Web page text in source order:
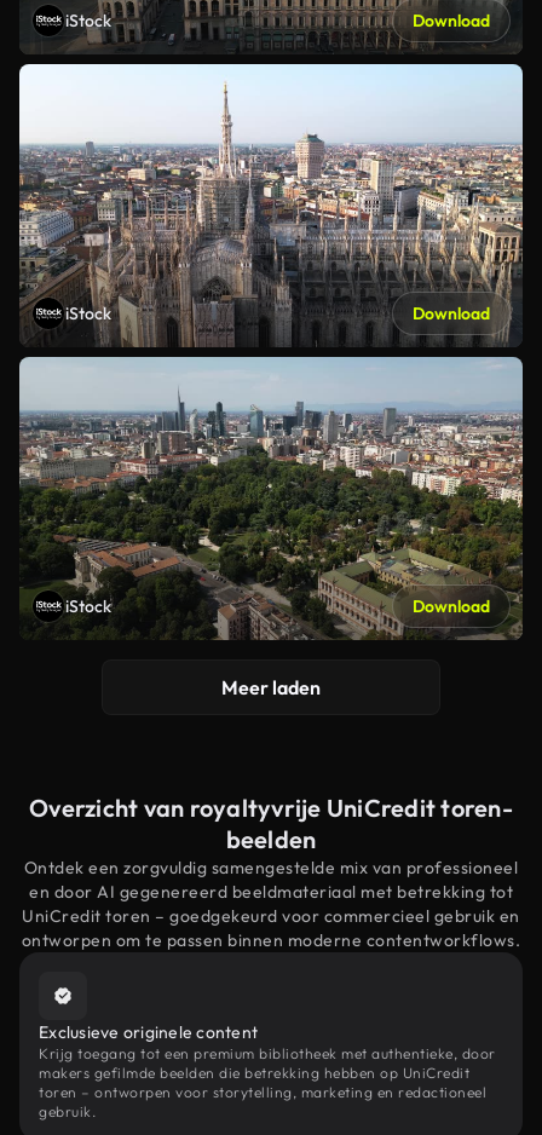
iStock Download
iStock Download
iStock Download
Meer laden
Overzicht van royaltyvrije UniCredit toren-
beelden
Ontdek een zorgvuldig samengestelde mix van professioneel
en door AI gegenereerd beeldmateriaal met betrekking tot
UniCredit toren – goedgekeurd voor commercieel gebruik en
ontworpen om te passen binnen moderne contentworkflows.
Exclusieve originele content
Krijg toegang tot een premium bibliotheek met authentieke, door
makers gefilmde beelden die betrekking hebben op UniCredit
toren – ontworpen voor storytelling, marketing en redactioneel
gebruik.